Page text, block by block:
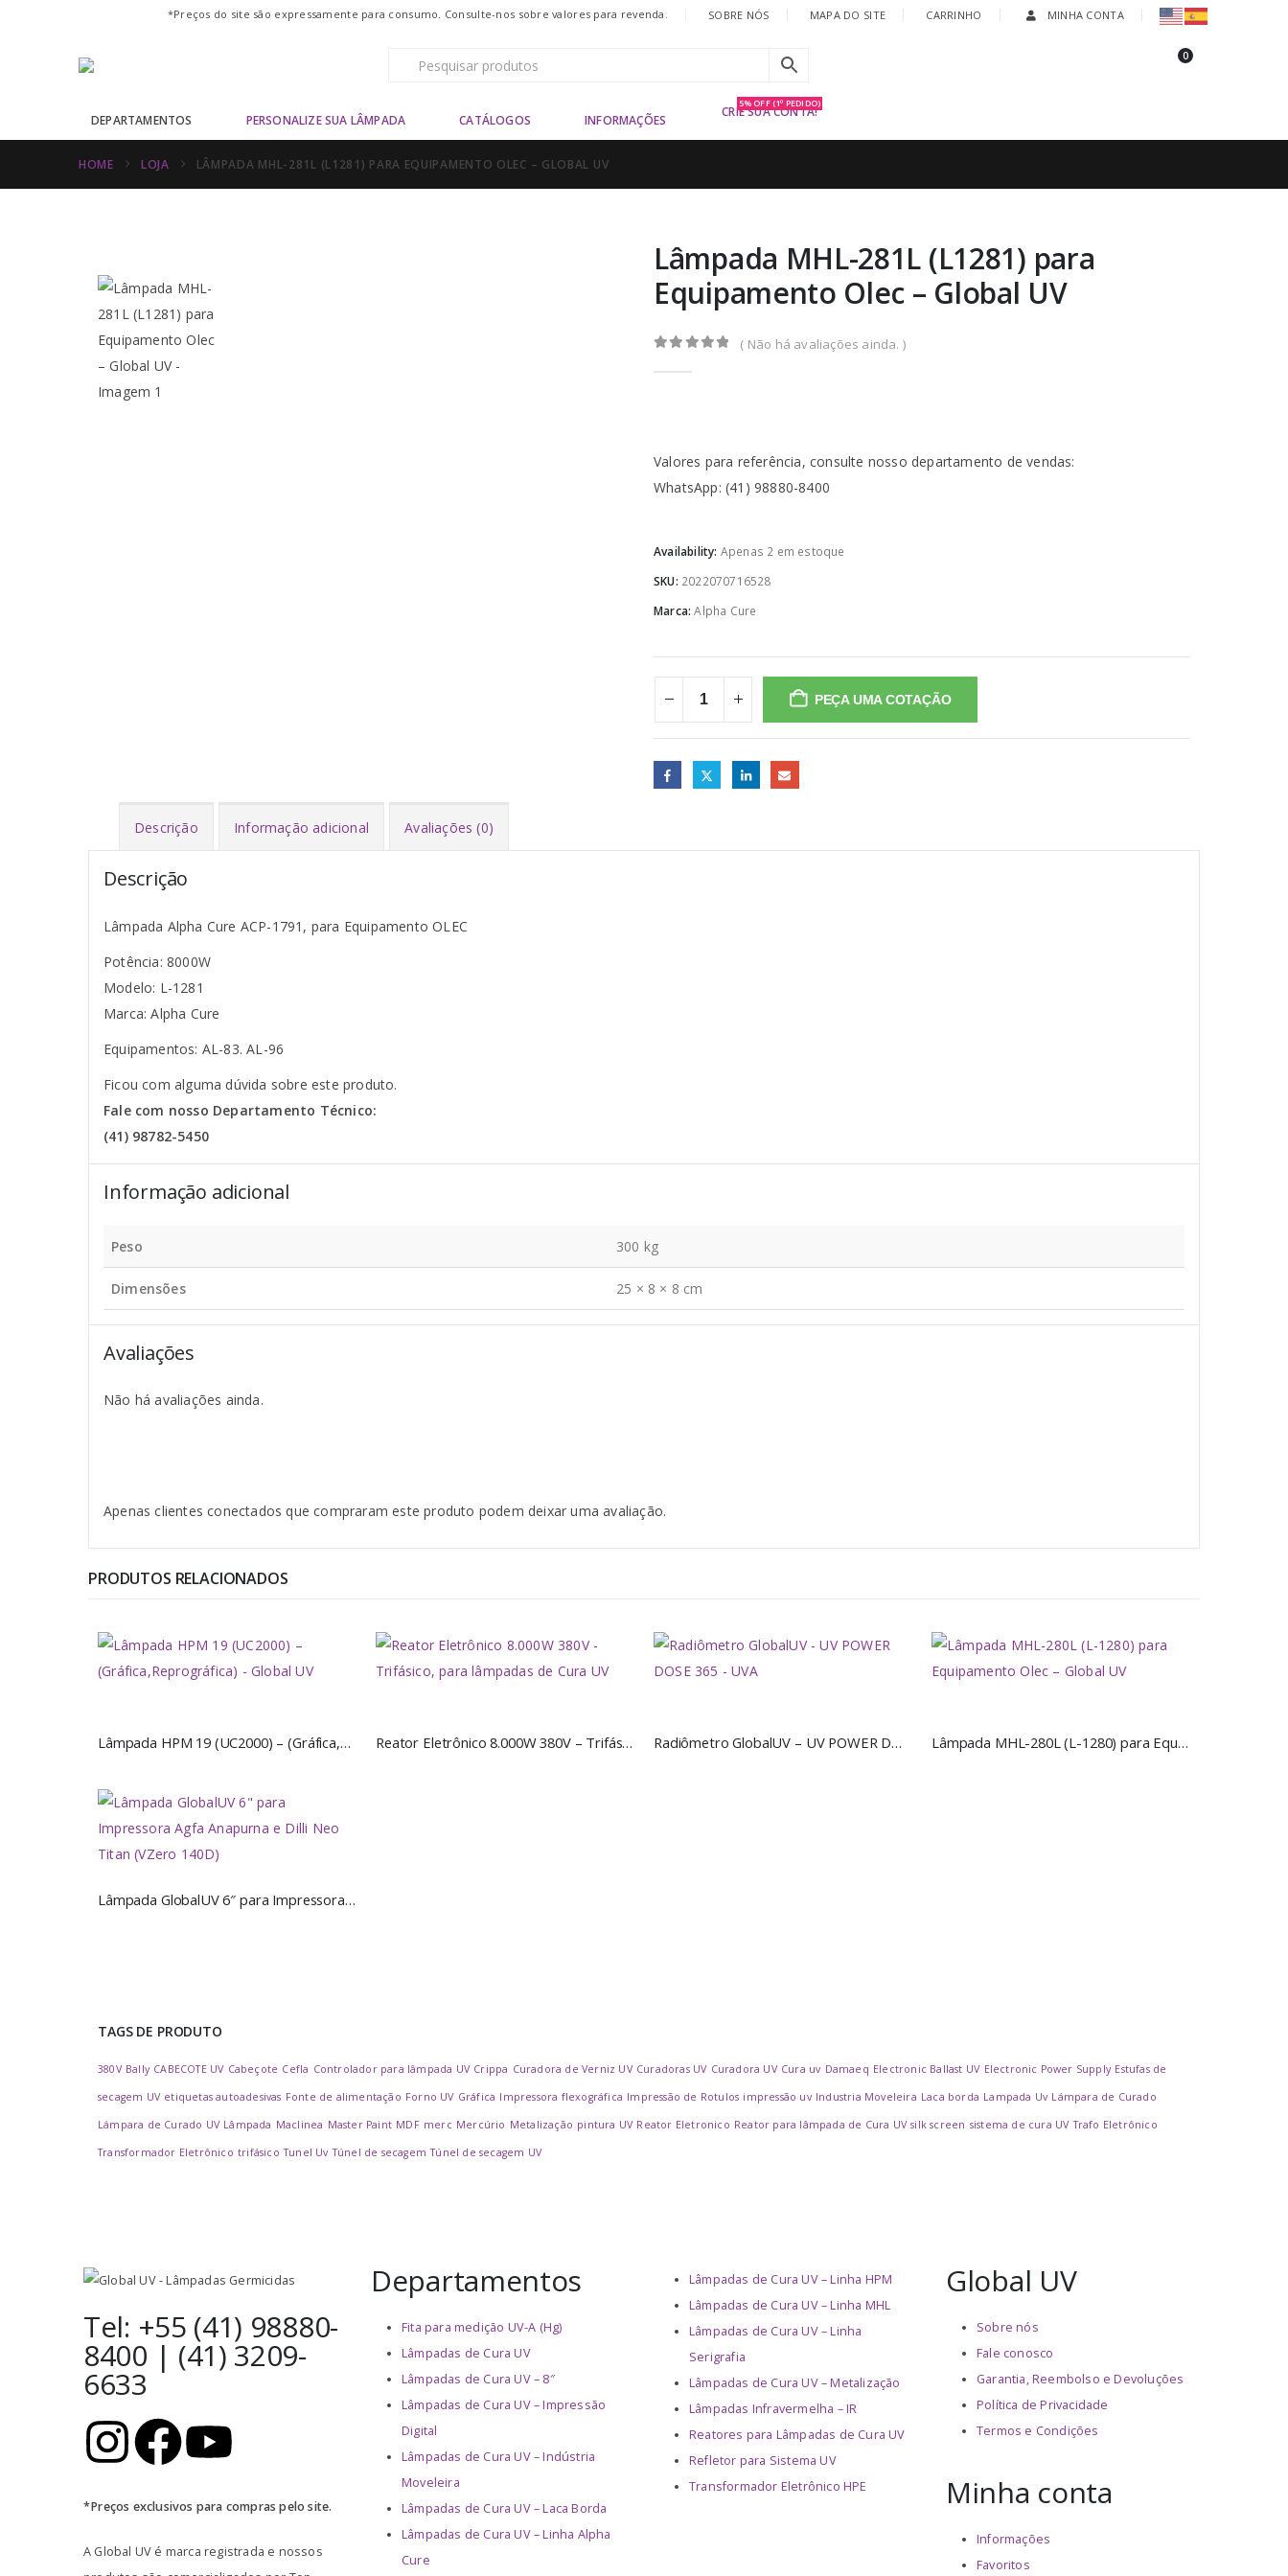
*Preços do site são expressamente para consumo. Consulte-nos sobre valores para revenda. SOBRE NÓS MAPA DO SITE CARRINHO MINHA CONTA
0
DEPARTAMENTOS PERSONALIZE SUA LÂMPADA CATÁLOGOS INFORMAÇÕES
CRIE SUA CONTA!
5% OFF (1º PEDIDO)
HOME LOJA LÂMPADA MHL-281L (L1281) PARA EQUIPAMENTO OLEC – GLOBAL UV
Lâmpada MHL-281L (L1281) para
Equipamento Olec – Global UV
( Não há avaliações ainda. )
Valores para referência, consulte nosso departamento de vendas:
WhatsApp: (41) 98880-8400
Availability: Apenas 2 em estoque
SKU: 2022070716528
Marca:Alpha Cure
PEÇA UMA COTAÇÃO
Descrição Informação adicional Avaliações (0)
Descrição
Lâmpada Alpha Cure ACP-1791, para Equipamento OLEC
Potência: 8000W
Modelo: L-1281
Marca: Alpha Cure
Equipamentos: AL-83. AL-96
Ficou com alguma dúvida sobre este produto.
Fale com nosso Departamento Técnico:
(41) 98782-5450
Informação adicional
Peso 300 kg
Dimensões 25 × 8 × 8 cm
Avaliações
Não há avaliações ainda.
Apenas clientes conectados que compraram este produto podem deixar uma avaliação.
PRODUTOS RELACIONADOS
Lâmpada HPM 19 (UC2000) – (Gráfica,Reprográfica) – Global UV Reator Eletrônico 8.000W 380V – Trifásico, para lâmpadas de Cura UV Radiômetro GlobalUV – UV POWER DOSE 365 – UVA Lâmpada MHL-280L (L-1280) para Equipamento Olec – Global UV
Lâmpada GlobalUV 6″ para Impressora Agfa Anapurna e Dilli Neo Titan (VZero 140D)
TAGS DE PRODUTO
380V Bally CABECOTE UV Cabeçote Cefla Controlador para lâmpada UV Crippa Curadora de Verniz UV Curadoras UV Curadora UV Cura uv Damaeq Electronic Ballast UV Electronic Power Supply Estufas de
secagem UV etiquetas autoadesivas Fonte de alimentação Forno UV Gráfica Impressora flexográfica Impressão de Rotulos impressão uv Industria Moveleira Laca borda Lampada Uv Lámpara de Curado
Lámpara de Curado UV Lâmpada Maclinea Master Paint MDF merc Mercúrio Metalização pintura UV Reator Eletronico Reator para lâmpada de Cura UV silk screen sistema de cura UV Trafo Eletrônico
Transformador Eletrônico trifásico Tunel Uv Túnel de secagem Túnel de secagem UV
Tel: +55 (41) 98880-
8400 | (41) 3209-
6633
*Preços exclusivos para compras pelo site.
A Global UV é marca registrada e nossos
Departamentos
Fita para medição UV-A (Hg)
Lâmpadas de Cura UV
Lâmpadas de Cura UV – 8″
Lâmpadas de Cura UV – Impressão
Digital
Lâmpadas de Cura UV – Indústria
Moveleira
Lâmpadas de Cura UV – Laca Borda
Lâmpadas de Cura UV – Linha Alpha
Cure
Lâmpadas de Cura UV – Linha HPM
Lâmpadas de Cura UV – Linha MHL
Lâmpadas de Cura UV – Linha
Serigrafia
Lâmpadas de Cura UV – Metalização
Lâmpadas Infravermelha – IR
Reatores para Lâmpadas de Cura UV
Refletor para Sistema UV
Transformador Eletrônico HPE
Global UV
Sobre nós
Fale conosco
Garantia, Reembolso e Devoluções
Política de Privacidade
Termos e Condições
Minha conta
Informações
Favoritos